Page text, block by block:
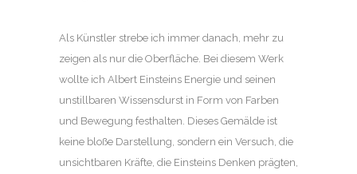
Als Künstler strebe ich immer danach, mehr zu
zeigen als nur die Oberfläche. Bei diesem Werk
wollte ich Albert Einsteins Energie und seinen
unstillbaren Wissensdurst in Form von Farben
und Bewegung festhalten. Dieses Gemälde ist
keine bloße Darstellung, sondern ein Versuch, die
unsichtbaren Kräfte, die Einsteins Denken prägten,